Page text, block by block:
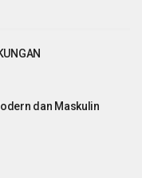
dan Maskulin